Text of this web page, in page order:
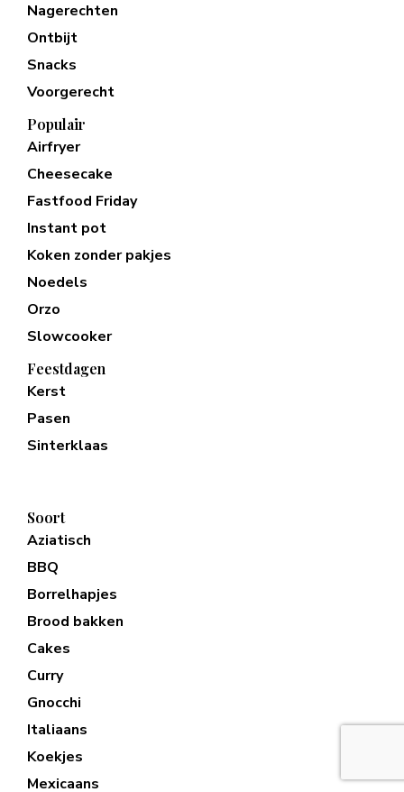
Nagerechten
Ontbijt
Snacks
Voorgerecht
Populair
Airfryer
Cheesecake
Fastfood Friday
Instant pot
Koken zonder pakjes
Noedels
Orzo
Slowcooker
Feestdagen
Kerst
Pasen
Sinterklaas
Soort
Aziatisch
BBQ
Borrelhapjes
Brood bakken
Cakes
Curry
Gnocchi
Italiaans
Koekjes
Mexicaans